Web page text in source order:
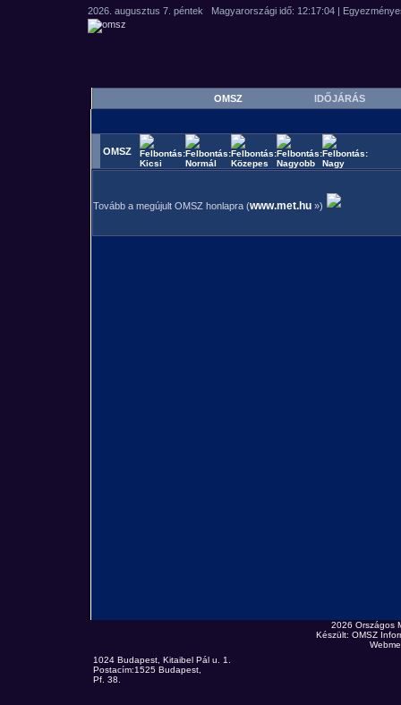
OMSZ IDŐJÁRÁS
OMSZ
Tovább a megújult OMSZ honlapra (www.met.hu»)
2026
Készült: OMSZ
1024 Budapest, Kitaibel Pál u. 1.
Postacím:1525 Budapest,
Pf. 38.